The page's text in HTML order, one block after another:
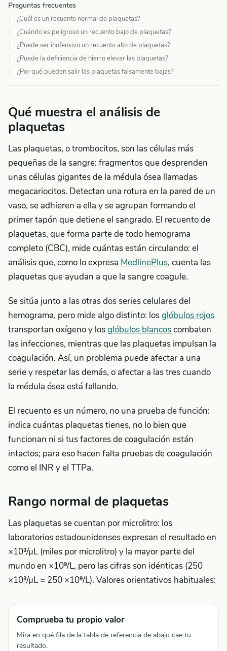
Preguntas frecuentes
¿Cuál es un recuento normal de plaquetas?
¿Cuándo es peligroso un recuento bajo de plaquetas?
¿Puede ser inofensivo un recuento alto de plaquetas?
¿Puede la deficiencia de hierro elevar las plaquetas?
¿Por qué pueden salir las plaquetas falsamente bajas?
Qué muestra el análisis de
plaquetas
Las plaquetas, o trombocitos, son las células más
pequeñas de la sangre: fragmentos que desprenden
unas células gigantes de la médula ósea llamadas
megacariocitos. Detectan una rotura en la pared de un
vaso, se adhieren a ella y se agrupan formando el
primer tapón que detiene el sangrado. El recuento de
plaquetas, que forma parte de todo hemograma
completo (CBC), mide cuántas están circulando: el
análisis que, como lo expresa MedlinePlus, cuenta las
plaquetas que ayudan a que la sangre coagule.
Se sitúa junto a las otras dos series celulares del
hemograma, pero mide algo distinto: losglóbulos rojos
transportan oxígeno y losglóbulos blancoscombaten
las infecciones, mientras que las plaquetas impulsan la
coagulación. Así, un problema puede afectar a una
serie y respetar las demás, o afectar a las tres cuando
la médula ósea está fallando.
El recuento es un número, no una prueba de función:
indica cuántas plaquetas tienes, no lo bien que
funcionan ni si tus factores de coagulación están
intactos; para eso hacen falta pruebas de coagulación
como el INR y el TTPa.
Rango normal de plaquetas
Las plaquetas se cuentan por microlitro: los
laboratorios estadounidenses expresan el resultado en
×10³/µL (miles por microlitro) y la mayor parte del
mundo en ×10⁹/L, pero las cifras son idénticas (250
×10³/µL = 250 ×10⁹/L). Valores orientativos habituales:
Comprueba tu propio valor
Mira en qué fila de la tabla de referencia de abajo cae tu
resultado.